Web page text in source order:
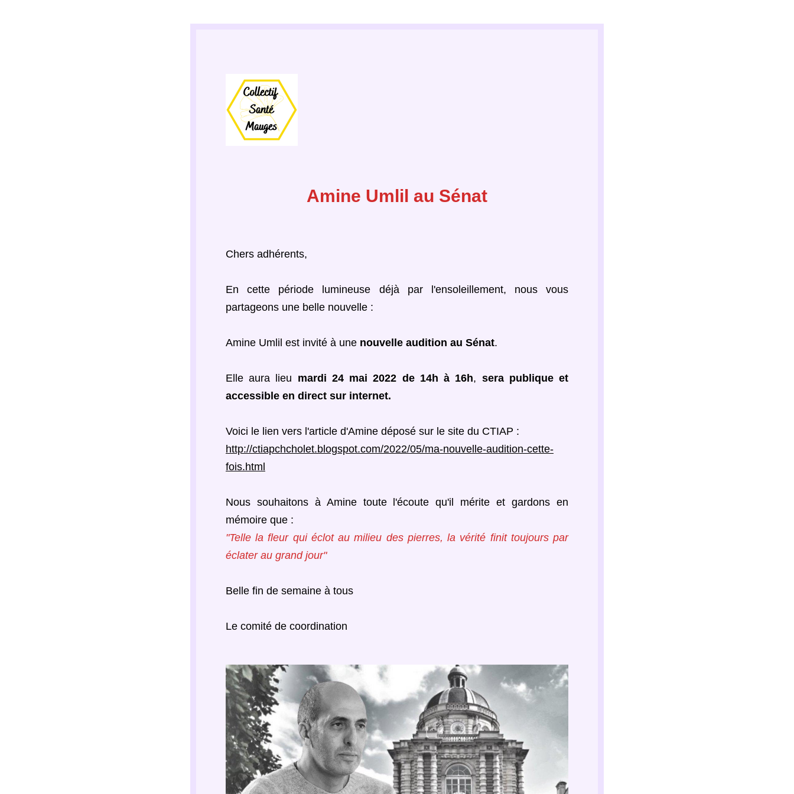
Amine Umlil au Sénat
Chers adhérents,
En cette période lumineuse déjà par l'ensoleillement, nous vous
partageons une belle nouvelle :
Amine Umlil est invité à une nouvelle audition au Sénat.
Elle aura lieu mardi 24 mai 2022 de 14h à 16h, sera publique et
accessible en direct sur internet.
Voici le lien vers l'article d'Amine déposé sur le site du CTIAP :
http://ctiapchcholet.blogspot.com/2022/05/ma-nouvelle-audition-cette-
fois.html
Nous souhaitons à Amine toute l'écoute qu'il mérite et gardons en
mémoire que :
"Telle la fleur qui éclot au milieu des pierres, la vérité finit toujours par
éclater au grand jour"
Belle fin de semaine à tous
Le comité de coordination